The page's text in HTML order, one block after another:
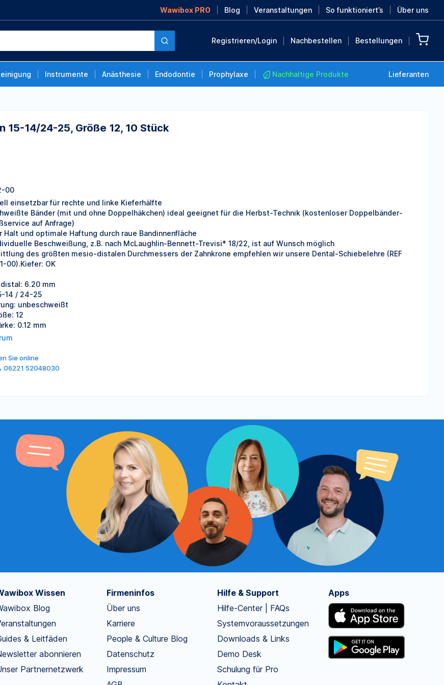
Wawibox PRO Blog Veranstaltungen So funktioniert’s Über uns
Registrieren/Login Nachbestellen Bestellungen
Instrumente Anästhesie Endodontie Prophylaxe Nachhaltige Produkte Lieferanten
15-14/24-25, Größe 12, 10 Stück
00
einsetzbar für rechte und linke Kieferhälfte
Bänder (mit und ohne Doppelhäkchen) ideal geeignet für die Herbst-Technik (kostenloser Doppelbänder-
auf Anfrage)
Halt und optimale Haftung durch raue Bandinnenfläche
Beschweißung, z.B. nach McLaughlin-Bennett-Trevisi* 18/22, ist auf Wunsch möglich
des größten mesio-distalen Durchmessers der Zahnkrone empfehlen wir unsere Dental-Schiebelehre (REF
00).Kiefer: OK
6.20 mm
14 / 24-25
unbeschweißt
12
0.12 mm
Sie online
06221 52048030
Wissen
Blog
& Leitfäden
abonnieren
Partnernetzwerk
Firmeninfos
Über uns
Karriere
People & Culture Blog
Datenschutz
Impressum
Hilfe & Support
Hilfe-Center | FAQs
Systemvoraussetzungen
Downloads & Links
Demo Desk
Schulung für Pro
Apps